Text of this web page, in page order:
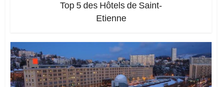
Top 5 des Hôtels de Saint-
Etienne